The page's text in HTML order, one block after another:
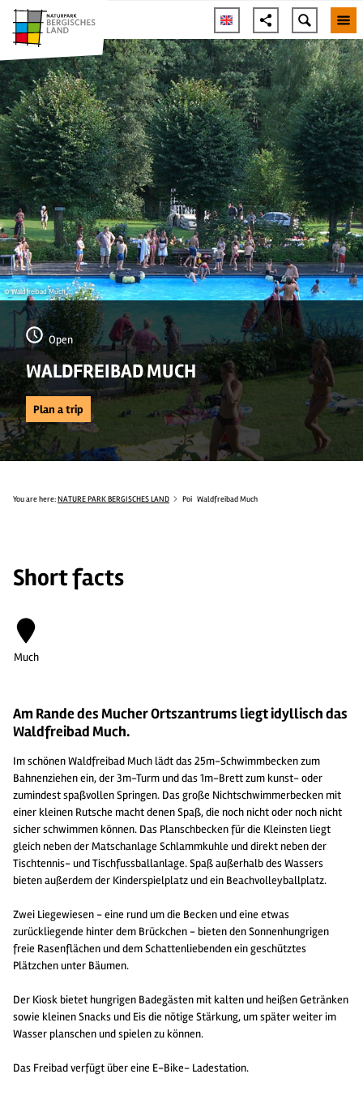
© Waldfreibad Much
Open
WALDFREIBAD MUCH
Plan a trip
You are here: NATURE PARK BERGISCHES LAND Poi Waldfreibad Much
Short facts
Much
Am Rande des Mucher Ortszantrums liegt idyllisch das
Waldfreibad Much.
Im schönen Waldfreibad Much lädt das 25m-Schwimmbecken zum
Bahnenziehen ein, der 3m-Turm und das 1m-Brett zum kunst- oder
zumindest spaßvollen Springen. Das große Nichtschwimmerbecken mit
einer kleinen Rutsche macht denen Spaß, die noch nicht oder noch nicht
sicher schwimmen können. Das Planschbecken für die Kleinsten liegt
gleich neben der Matschanlage Schlammkuhle und direkt neben der
Tischtennis- und Tischfussballanlage. Spaß außerhalb des Wassers
bieten außerdem der Kinderspielplatz und ein Beachvolleyballplatz.
Zwei Liegewiesen - eine rund um die Becken und eine etwas
zurückliegende hinter dem Brückchen - bieten den Sonnenhungrigen
freie Rasenflächen und dem Schattenliebenden ein geschütztes
Plätzchen unter Bäumen.
Der Kiosk bietet hungrigen Badegästen mit kalten und heißen Getränken
sowie kleinen Snacks und Eis die nötige Stärkung, um später weiter im
Wasser planschen und spielen zu können.
Das Freibad verfügt über eine E-Bike- Ladestation.